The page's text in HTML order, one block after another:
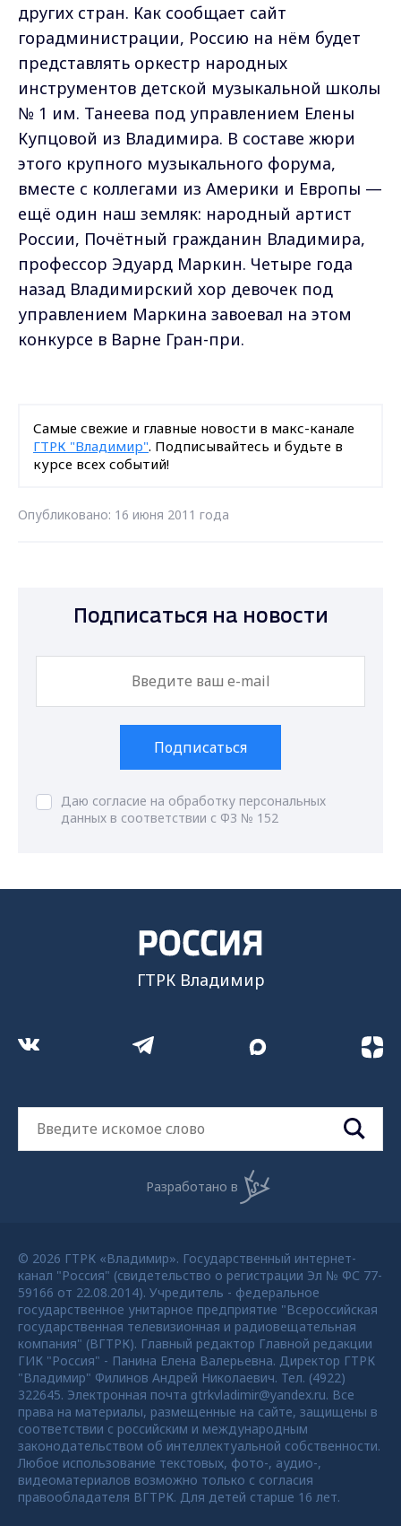
других стран. Как сообщает сайт
горадминистрации, Россию на нём будет
представлять оркестр народных
инструментов детской музыкальной школы
№ 1 им. Танеева под управлением Елены
Купцовой из Владимира. В составе жюри
этого крупного музыкального форума,
вместе с коллегами из Америки и Европы —
ещё один наш земляк: народный артист
России, Почётный гражданин Владимира,
профессор Эдуард Маркин. Четыре года
назад Владимирский хор девочек под
управлением Маркина завоевал на этом
конкурсе в Варне Гран-при.
Самые свежие и главные новости в макс-канале
ГТРК "Владимир". Подписывайтесь и будьте в
курсе всех событий!
Опубликовано: 16 июня 2011 года
Подписаться на новости
Подписаться
Даю согласие на обработку персональных
данных в соответствии с ФЗ № 152
ГТРК Владимир
Разработано в
© 2026 ГТРК «Владимир». Государственный интернет-
канал "Россия" (свидетельство о регистрации Эл № ФС 77-
59166 от 22.08.2014). Учредитель - федеральное
государственное унитарное предприятие "Всероссийская
государственная телевизионная и радиовещательная
компания" (ВГТРК). Главный редактор Главной редакции
ГИК "Россия" - Панина Елена Валерьевна. Директор ГТРК
"Владимир" Филинов Андрей Николаевич. Тел. (4922)
322645. Электронная почта gtrkvladimir@yandex.ru. Все
права на материалы, размещенные на сайте, защищены в
соответствии с российским и международным
законодательством об интеллектуальной собственности.
Любое использование текстовых, фото-, аудио-,
видеоматериалов возможно только с согласия
правообладателя ВГТРК. Для детей старше 16 лет.